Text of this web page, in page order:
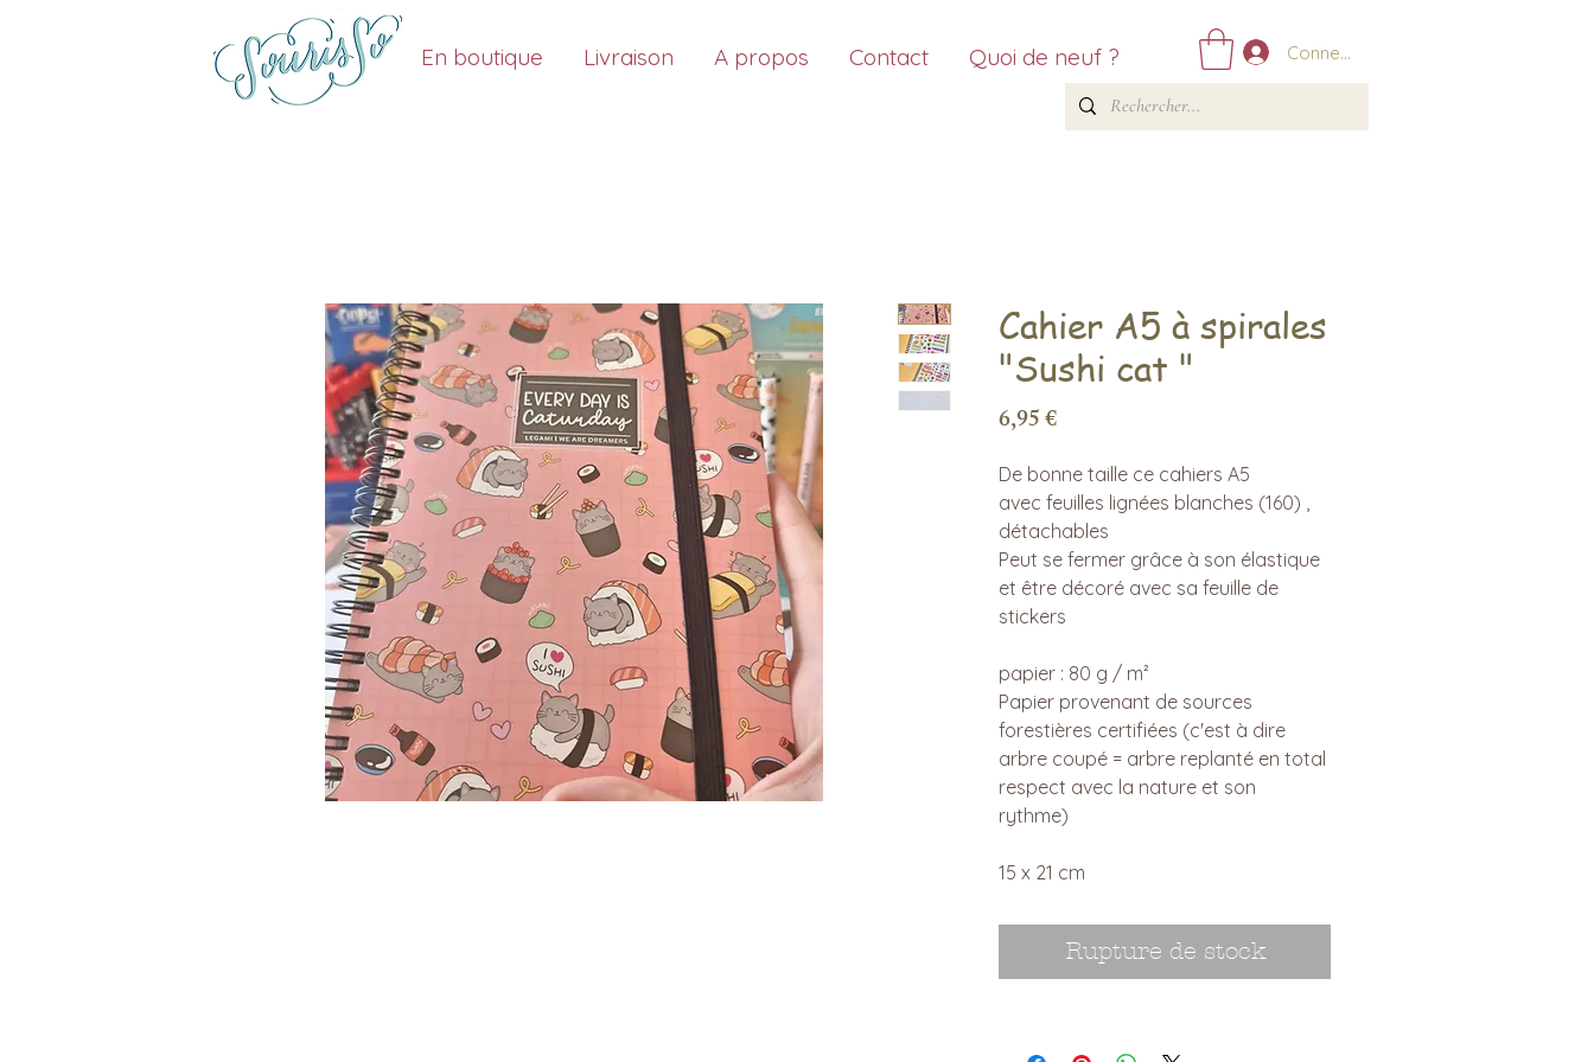
En boutique Livraison A propos Contact Quoi de neuf ? Connexion
Cahier A5 à spirales
"Sushi cat "
6,95 €Prix
De bonne taille ce cahiers A5
avec feuilles lignées blanches (160) ,
détachables
Peut se fermer grâce à son élastique
et être décoré avec sa feuille de
stickers
papier : 80 g / m²
Papier provenant de sources
forestières certifiées (c'est à dire
arbre coupé = arbre replanté en total
respect avec la nature et son
rythme)
15 x 21 cm
Rupture de stock